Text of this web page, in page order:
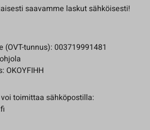
saavamme laskut sähköisesti!
(OVT-tunnus): 003719991481
OKOYFIHH
voi toimittaa sähköpostilla: